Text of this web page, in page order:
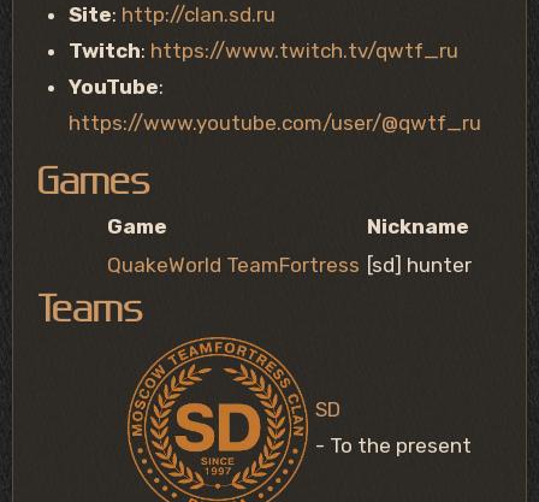
Site: http://clan.sd.ru
Twitch: https://www.twitch.tv/qwtf_ru
YouTube:
https://www.youtube.com/user/@qwtf_ru
Games
Game
Nickname
QuakeWorld TeamFortress [sd] hunter
Teams
SD
- To the present